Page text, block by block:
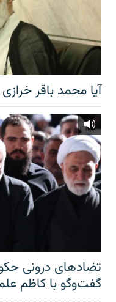
آیا محمد باقر
تضادهای درونی
گفت‌‌وگو با کاظم